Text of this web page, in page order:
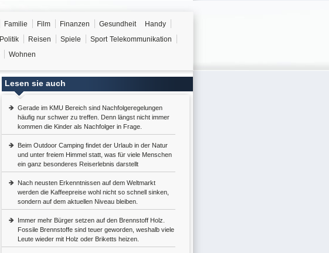
Familie Film Finanzen Gesundheit
Handy
Politik Reisen Spiele Sport Telekommunikation
Wohnen
Lesen sie auch
Gerade im KMU Bereich sind Nachfolgeregelungen
häufig nur schwer zu treffen. Denn längst nicht immer
kommen die Kinder als Nachfolger in Frage.
Beim Outdoor Camping findet der Urlaub in der Natur
und unter freiem Himmel statt, was für viele Menschen
ein ganz besonderes Reiserlebnis darstellt
Nach neusten Erkenntnissen auf dem Weltmarkt
werden die Kaffeepreise wohl nicht so schnell sinken,
sondern auf dem aktuellen Niveau bleiben.
Immer mehr Bürger setzen auf den Brennstoff Holz.
Fossile Brennstoffe sind teuer geworden, weshalb viele
Leute wieder mit Holz oder Briketts heizen.